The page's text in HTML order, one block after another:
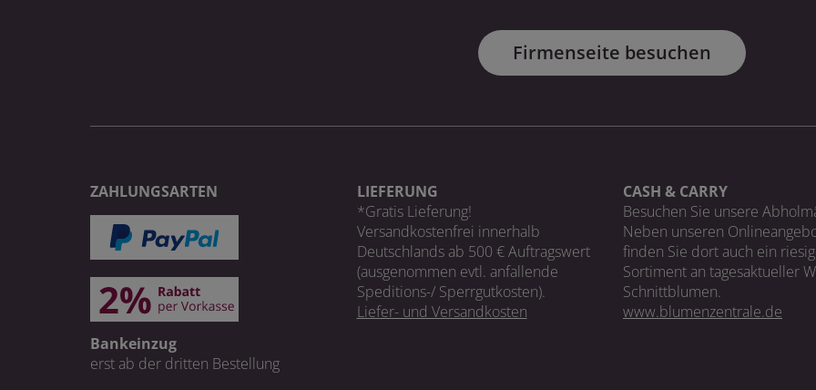
Firmenseite besuchen
ZAHLUNGSARTEN
Bankeinzug
erst ab der dritten Bestellung
LIEFERUNG
*Gratis Lieferung!
Versandkostenfrei innerhalb
Deutschlands ab 500 € Auftragswert
(ausgenommen evtl. anfallende
Speditions-/ Sperrgutkosten).
Liefer- und Versandkosten
CASH & CARRY
Besuchen Sie unsere
Neben unseren
finden Sie dort auch ein
Sortiment an tagesaktueller
Schnittblumen.
www.blumenzentrale.de